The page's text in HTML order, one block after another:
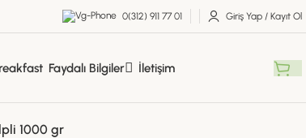
0(312) 911 77 01 Giriş Yap / Kayıt Ol
Faydalı Bilgiler İletişim
1000 gr